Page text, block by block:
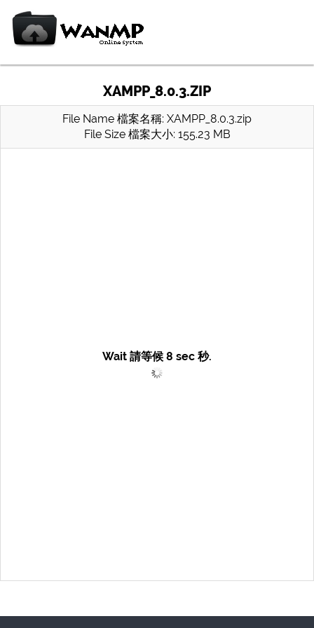
XAMPP_8.0.3.ZIP
File Name 檔案名稱: XAMPP_8.0.3.zip
File Size 檔案大小: 155.23 MB
Wait 請等候 8 sec 秒.